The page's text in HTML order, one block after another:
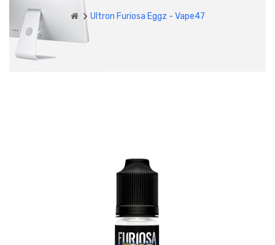
Ultron Furiosa Eggz - Vape47